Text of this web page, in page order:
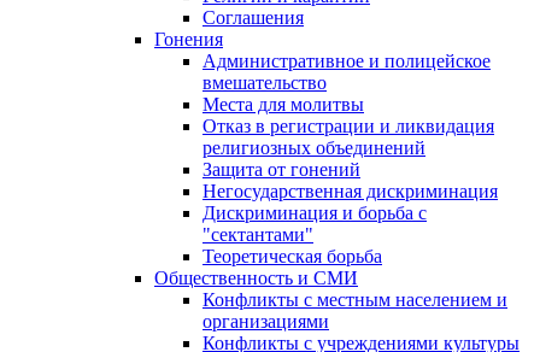
Соглашения
Гонения
Административное и полицейское
вмешательство
Места для молитвы
Отказ в регистрации и ликвидация
религиозных объединений
Защита от гонений
Негосударственная дискриминация
Дискриминация и борьба с
"сектантами"
Теоретическая борьба
Общественность и СМИ
Конфликты с местным населением и
организациями
Конфликты с учреждениями культуры